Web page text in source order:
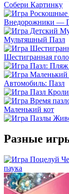
Собери Картинку
Внедорожники —
Мультяшный Пазл
Шестигранная
Автомобиль: Пазл
Маленький кот
Разные
паука